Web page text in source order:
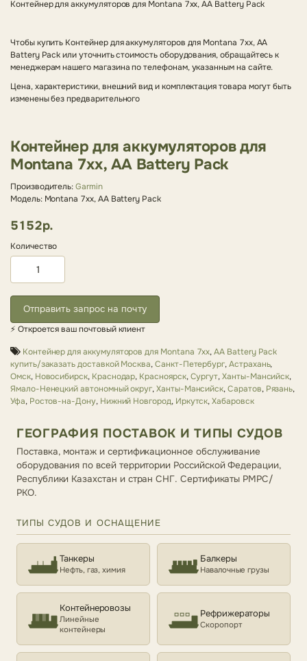
Контейнер для аккумуляторов для Montana 7xx, AA Battery Pack
Чтобы купить Контейнер для аккумуляторов для Montana 7xx, AA
Battery Pack или уточнить стоимость оборудования, обращайтесь к
менеджерам нашего магазина по телефонам, указанным на сайте.
Цена, характеристики, внешний вид и комплектация товара могут быть
изменены без предварительного
Контейнер для аккумуляторов для
Montana 7xx, AA Battery Pack
Производитель:Garmin
Модель: Montana 7xx, AA Battery Pack
5152р.
Количество
Отправить запрос на почту
⚡ Откроется ваш почтовый клиент
Контейнер для аккумуляторов для Montana 7xx,AA Battery Pack
купить/заказать доставкой Москва,Санкт-Петербург,Астрахань,
Омск, Новосибирск, Краснодар, Красноярск,Сургут,Ханты-Мансийск,
Ямало-Ненецкий автономный округ,Ханты-Мансийск,Саратов, Рязань,
Уфа, Ростов-на-Дону, Нижний Новгород, Иркутск,Хабаровск
ГЕОГРАФИЯ ПОСТАВОК И ТИПЫ СУДОВ
Поставка, монтаж и сертификационное обслуживание
оборудования по всей территории Российской Федерации,
Республики Казахстан и стран СНГ. Сертификаты РМРС/
РКО.
ТИПЫ СУДОВ И ОСНАЩЕНИЕ
Танкеры
Нефть, газ, химия
Балкеры
Навалочные грузы
Контейнеровозы
Линейные
контейнеры
Рефрижераторы
Скоропорт